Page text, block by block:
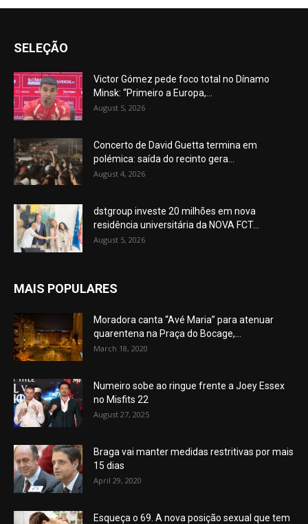
SELEÇÃO
Victor Gómez pede foco total no Dínamo
Minsk: “Primeiro a Europa,...
August 5, 2026
Concerto de David Guetta termina em
polémica: saída do recinto gera...
August 4, 2026
dstgroup investe 20 milhões em nova
residência universitária da NOVA FCT...
August 5, 2026
MAIS POPULARES
Moradora canta “Avé Maria” para atenuar
quarentena na Praça do Bocage,...
March 18, 2020
Numeiro sobe ao ringue frente a Joey Essex
no Misfits 22
August 27, 2025
Braga vai manter medidas restritivas por mais
15 dias
April 29, 2020
Esqueça o 69. A nova posição sexual que tem